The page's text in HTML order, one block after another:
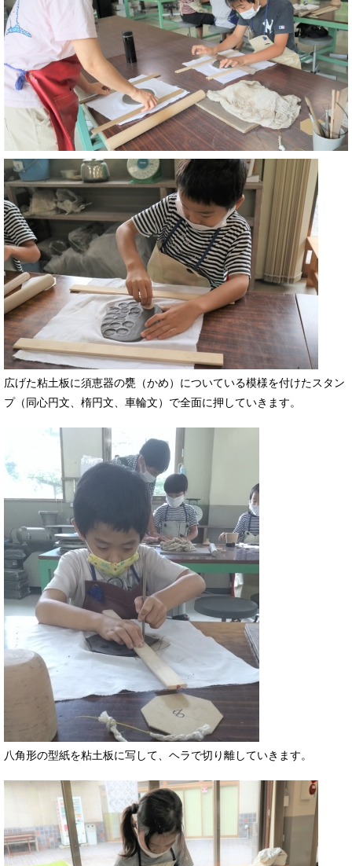
広げた粘土板に須恵器の甕（かめ）についている模様を付けたスタン
プ（同心円文、楕円文、車輪文）で全面に押していきます。
八角形の型紙を粘土板に写して、ヘラで切り離していきます。